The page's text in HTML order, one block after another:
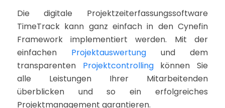
Die digitale Projektzeiterfassungssoftware
TimeTrack kann ganz einfach in den Cynefin
Framework implementiert werden. Mit der
einfachen Projektauswertungund dem
transparenten Projektcontrolling können Sie
alle Leistungen Ihrer Mitarbeitenden
überblicken und so ein erfolgreiches
Projektmanagement garantieren.